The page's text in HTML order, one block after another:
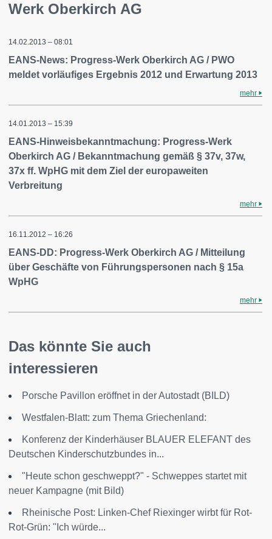
Werk Oberkirch AG
14.02.2013 – 08:01
EANS-News: Progress-Werk Oberkirch AG / PWO
meldet vorläufiges Ergebnis 2012 und Erwartung 2013
mehr
14.01.2013 – 15:39
EANS-Hinweisbekanntmachung: Progress-Werk
Oberkirch AG / Bekanntmachung gemäß § 37v, 37w,
37x ff. WpHG mit dem Ziel der europaweiten
Verbreitung
mehr
16.11.2012 – 16:26
EANS-DD: Progress-Werk Oberkirch AG / Mitteilung
über Geschäfte von Führungspersonen nach § 15a
WpHG
mehr
Das könnte Sie auch
interessieren
Porsche Pavillon eröffnet in der Autostadt (BILD)
Westfalen-Blatt: zum Thema Griechenland:
Konferenz der Kinderhäuser BLAUER ELEFANT des
Deutschen Kinderschutzbundes in...
"Heute schon geschweppt?" - Schweppes startet mit
neuer Kampagne (mit Bild)
Rheinische Post: Linken-Chef Riexinger wirbt für Rot-
Rot-Grün: "Ich würde...